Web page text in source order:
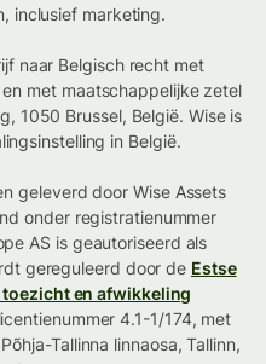
inclusief marketing.
naar Belgisch recht met
met maatschappelijke zetel
1050 Brussel, België. Wise is
in België.
geleverd door Wise Assets
onder registratienummer
AS is geautoriseerd als
gereguleerd door de Estse
en afwikkeling
4.1-1/174, met
Tallinna linnaosa, Tallinn,